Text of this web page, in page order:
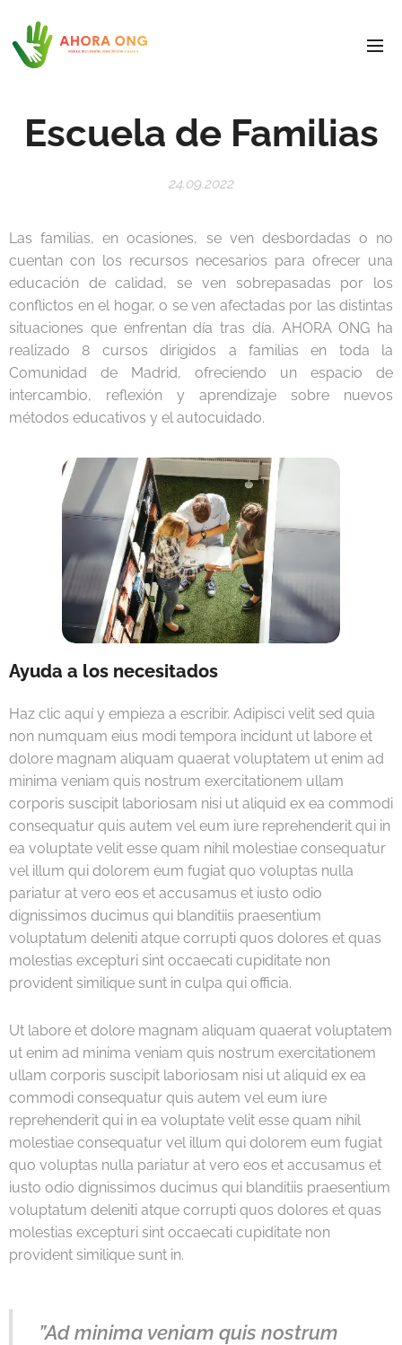
Escuela de Familias
24.09.2022
Las familias, en ocasiones, se ven desbordadas o no
cuentan con los recursos necesarios para ofrecer una
educación de calidad, se ven sobrepasadas por los
conflictos en el hogar, o se ven afectadas por las distintas
situaciones que enfrentan día tras día. AHORA ONG ha
realizado 8 cursos dirigidos a familias en toda la
Comunidad de Madrid, ofreciendo un espacio de
intercambio, reflexión y aprendizaje sobre nuevos
métodos educativos y el autocuidado.
Ayuda a los necesitados
Haz clic aquí y empieza a escribir. Adipisci velit sed quia
non numquam eius modi tempora incidunt ut labore et
dolore magnam aliquam quaerat voluptatem ut enim ad
minima veniam quis nostrum exercitationem ullam
corporis suscipit laboriosam nisi ut aliquid ex ea commodi
consequatur quis autem vel eum iure reprehenderit qui in
ea voluptate velit esse quam nihil molestiae consequatur
vel illum qui dolorem eum fugiat quo voluptas nulla
pariatur at vero eos et accusamus et iusto odio
dignissimos ducimus qui blanditiis praesentium
voluptatum deleniti atque corrupti quos dolores et quas
molestias excepturi sint occaecati cupiditate non
provident similique sunt in culpa qui officia.
Ut labore et dolore magnam aliquam quaerat voluptatem
ut enim ad minima veniam quis nostrum exercitationem
ullam corporis suscipit laboriosam nisi ut aliquid ex ea
commodi consequatur quis autem vel eum iure
reprehenderit qui in ea voluptate velit esse quam nihil
molestiae consequatur vel illum qui dolorem eum fugiat
quo voluptas nulla pariatur at vero eos et accusamus et
iusto odio dignissimos ducimus qui blanditiis praesentium
voluptatum deleniti atque corrupti quos dolores et quas
molestias excepturi sint occaecati cupiditate non
provident similique sunt in.
”Ad minima veniam quis nostrum